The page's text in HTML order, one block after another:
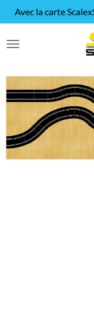
Passer
au
contenu
Avec la carte